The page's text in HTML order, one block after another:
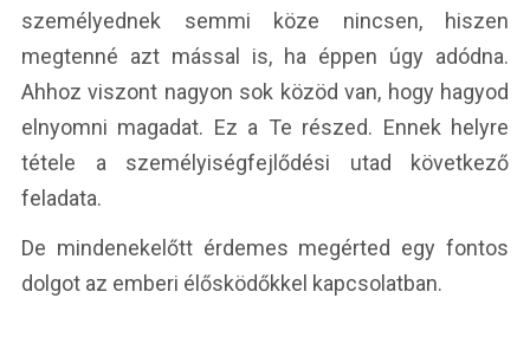
személyednek semmi köze nincsen, hiszen
megtenné azt mással is, ha éppen úgy adódna.
Ahhoz viszont nagyon sok közöd van, hogy hagyod
elnyomni magadat. Ez a Te részed. Ennek helyre
tétele a személyiségfejlődési utad következő
feladata.
De mindenekelőtt érdemes megérted egy fontos
dolgot az emberi élősködőkkel kapcsolatban.